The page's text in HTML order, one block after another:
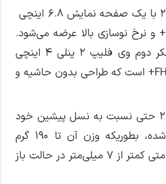
آنر مجیک V فلیپ 2 با یک صفحه نمایش 6.8 اینچی
OLEDو وضوح FHD+ و نرخ نوسازی بالا عرضه می‌شود.
علاوه بر این، نمایشکر دوم وی فلیپ 2 پنلی 4 اینچی
LTPO با رزولوشن FHD+ است که طراحی بدون حاشیه و
آنر مجیک V فلیپ 2 حتی نسبت به نسل پیشین خود
باریک‌تر و سبک‌تر شده، بطوریکه وزن آن تا 190 گرم
کاهش یافته و ضخامتی کمتر از 7 میلی‌متر در حالت باز